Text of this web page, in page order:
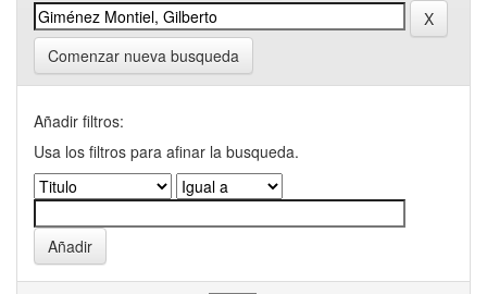
Comenzar nueva busqueda
Añadir filtros:
Usa los filtros para afinar la busqueda.